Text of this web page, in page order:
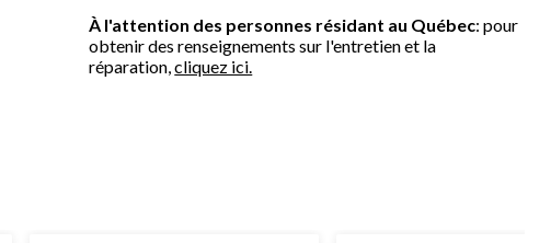
À l'attention des personnes résidant au Québec: pour
obtenir des renseignements sur l'entretien et la
réparation,cliquez ici.